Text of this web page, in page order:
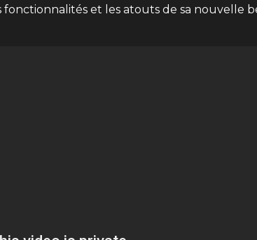
et les atouts de sa nouvelle